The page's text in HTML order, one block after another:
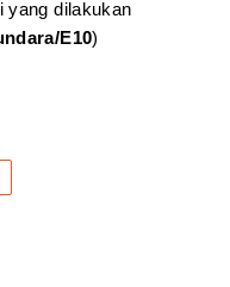
yang dilakukan
E10)